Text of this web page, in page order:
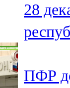
28
ПФР